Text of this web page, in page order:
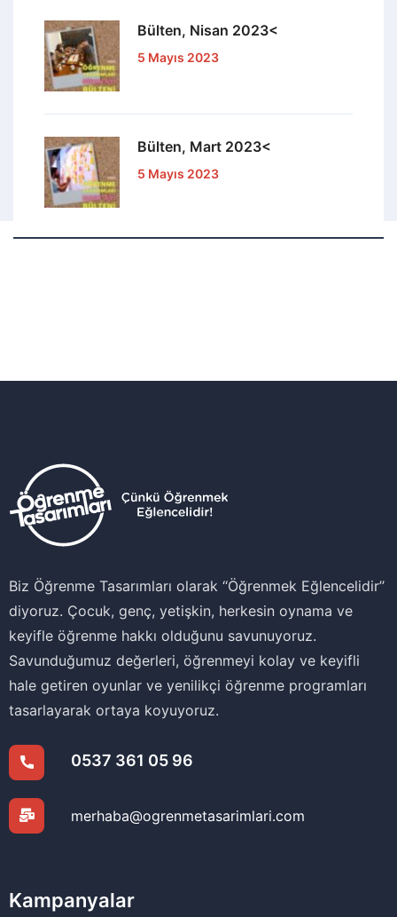
Bülten, Nisan 2023<
5 Mayıs 2023
Bülten, Mart 2023<
5 Mayıs 2023
Biz Öğrenme Tasarımları olarak ‘‘Öğrenmek Eğlencelidir’’
diyoruz. Çocuk, genç, yetişkin, herkesin oynama ve
keyifle öğrenme hakkı olduğunu savunuyoruz.
Savunduğumuz değerleri, öğrenmeyi kolay ve keyifli
hale getiren oyunlar ve yenilikçi öğrenme programları
tasarlayarak ortaya koyuyoruz.
0537 361 05 96
merhaba@ogrenmetasarimlari.com
Kampanyalar